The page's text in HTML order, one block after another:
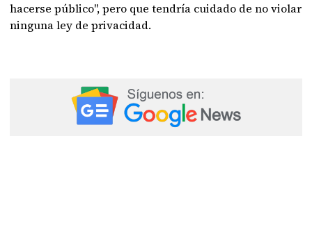
hacerse público", pero que tendría cuidado de no violar
ninguna ley de privacidad.